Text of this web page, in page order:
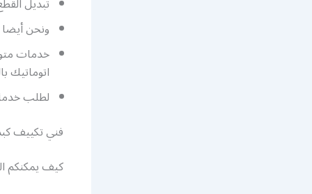
ونحن
خدمات
اتوماتيك
لطلب
فني تكييف
كيف يمكنكم